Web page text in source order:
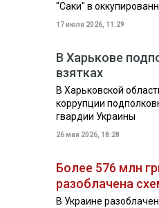
"Саки" в
17 июля 2026, 11:29
В Харькове
взятках
В Харьковской
коррупции
гвардии Украины
26 мая 2026, 18:28
Более 576 млн
разоблачена
В Украине